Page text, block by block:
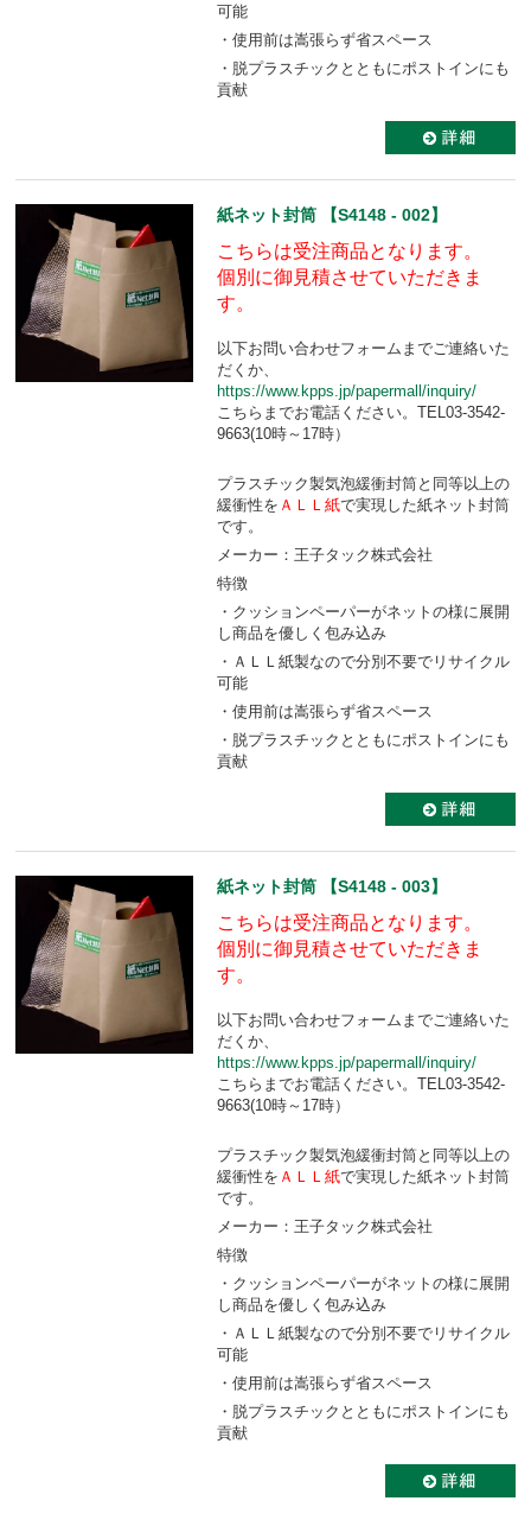
可能
・使用前は嵩張らず省スペース
・脱プラスチックとともにポストインにも
貢献
紙ネット封筒 【S4148 - 002】
こちらは受注商品となります。
個別に御見積させていただきま
す。
以下お問い合わせフォームまでご連絡いた
だくか、
https://www.kpps.jp/papermall/inquiry/
こちらまでお電話ください。TEL03-3542-
9663(10時～17時）
プラスチック製気泡緩衝封筒と同等以上の
緩衝性を ＡＬＬ紙で実現した紙ネット封筒
です。
メーカー：王子タック株式会社
特徴
・クッションペーパーがネットの様に展開
し商品を優しく包み込み
・ＡＬＬ紙製なので分別不要でリサイクル
可能
・使用前は嵩張らず省スペース
・脱プラスチックとともにポストインにも
貢献
紙ネット封筒 【S4148 - 003】
こちらは受注商品となります。
個別に御見積させていただきま
す。
以下お問い合わせフォームまでご連絡いた
だくか、
https://www.kpps.jp/papermall/inquiry/
こちらまでお電話ください。TEL03-3542-
9663(10時～17時）
プラスチック製気泡緩衝封筒と同等以上の
緩衝性を ＡＬＬ紙で実現した紙ネット封筒
です。
メーカー：王子タック株式会社
特徴
・クッションペーパーがネットの様に展開
し商品を優しく包み込み
・ＡＬＬ紙製なので分別不要でリサイクル
可能
・使用前は嵩張らず省スペース
・脱プラスチックとともにポストインにも
貢献